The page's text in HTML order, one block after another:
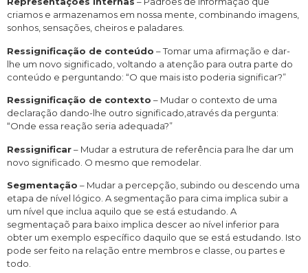
criamos e armazenamos em nossa mente, combinando imagens,
sonhos, sensações, cheiros e paladares.
Ressignificação de conteúdo – Tomar uma afirmação e dar-
lhe um novo significado, voltando a atenção para outra parte do
conteúdo e perguntando: “O que mais isto poderia significar?”
Ressignificação de contexto – Mudar o contexto de uma
declaração dando-lhe outro significado,através da pergunta:
“Onde essa reação seria adequada?”
Ressignificar– Mudar a estrutura de referência para lhe dar um
novo significado. O mesmo que remodelar.
Segmentação – Mudar a percepção, subindo ou descendo uma
etapa de nível lógico. A segmentação para cima implica subir a
um nível que inclua aquilo que se está estudando. A
segmentaçaõ para baixo implica descer ao nível inferior para
obter um exemplo específico daquilo que se está estudando. Isto
pode ser feito na relação entre membros e classe, ou partes e
todo.